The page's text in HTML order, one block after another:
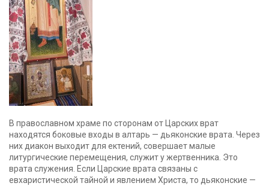
В православном храме по сторонам от Царских врат
находятся боковые входы в алтарь — дьяконские врата. Через
них диакон выходит для ектений, совершает малые
литургические перемещения, служит у жертвенника. Это
врата служения. Если Царские врата связаны с
евхаристической тайной и явлением Христа, то дьяконские —